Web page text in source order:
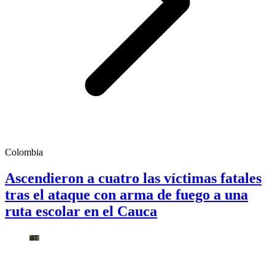
Colombia
Ascendieron a cuatro las víctimas fatales
tras el ataque con arma de fuego a una
ruta escolar en el Cauca